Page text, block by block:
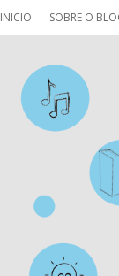
INICIO SOBRE O